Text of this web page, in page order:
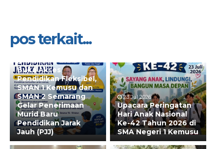
pos terkait...
28 Jul 2026
Buka Akses
Pendidikan Fleksibel,
SMAN 1 Kemusu dan
SMAN 2 Semarang
Gelar Penerimaan
Murid Baru
Pendidikan Jarak
Jauh (PJJ)
23 Jul 2026
Upacara Peringatan
Hari Anak Nasional
Ke-42 Tahun 2026 di
SMA Negeri 1 Kemusu